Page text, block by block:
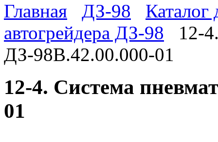
Главная
ДЗ-98
Каталог
автогрейдера ДЗ-98
12-
ДЗ-98В.42.00.000-01
12-4. Система
01